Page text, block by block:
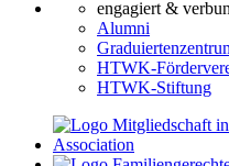
engagiert &
Alumni
HTWK-
HTWK-Stiftung